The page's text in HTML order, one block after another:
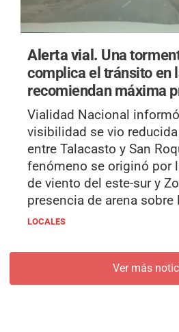
Alerta vial. Una
complica el tránsito en
recomiendan máxima
Vialidad Nacional
visibilidad se vio
entre Talacasto y San
fenómeno se originó por
de viento del este-sur y
presencia de arena sobre
LOCALES
Ver más